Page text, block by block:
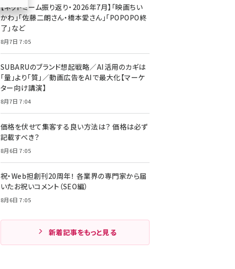
【ネットミーム振り返り・2026年7月】「映画ちい
かわ」「佐藤二朗さん・橋本愛さん」「POPOPO終
了」など
8月7日 7:05
SUBARUのブランド想起戦略／AI活用のカギは
「量」より「質」／動画広告をAIで最大化【マーケ
ター向け講演】
8月7日 7:04
価格を伏せて集客する良い方法は？ 価格は必ず
記載すべき？
8月6日 7:05
祝・Web担創刊20周年！ 各業界の専門家から届
いたお祝いコメント（SEO編）
8月6日 7:05
新着記事をもっと見る